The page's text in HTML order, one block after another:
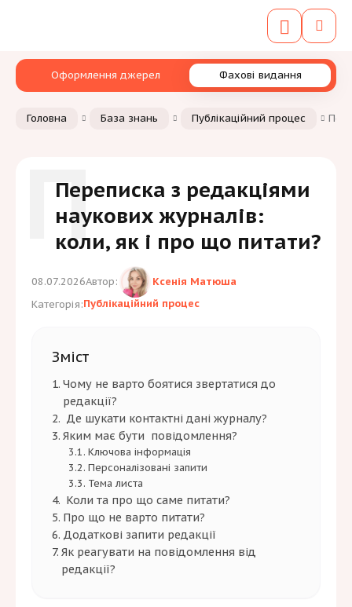
Оформлення джерел Фахові видання
Головна База знань Публікаційний процес
П
Переписка з редакціями
наукових журналів:
коли, як і про що питати?
08.07.2026Автор:
Ксенія Матюша
Категорія:Публікаційний процес
Зміст
Чому не варто боятися звертатися до
редакції?
Де шукати контактні дані журналу?
Яким має бути повідомлення?
Ключова інформація
Персоналізовані запити
Тема листа
Коли та про що саме питати?
Про що не варто питати?
Додаткові запити редакції
Як реагувати на повідомлення від
редакції?